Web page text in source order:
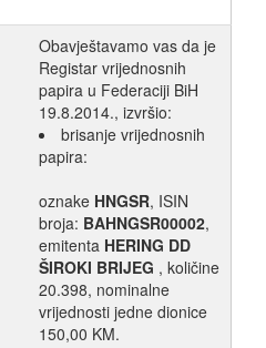
Obavještavamo vas da je
Registar vrijednosnih
papira u Federaciji BiH
19.8.2014., izvršio:
brisanje vrijednosnih
papira:
oznake HNGSR, ISIN
broja: BAHNGSR00002,
emitenta HERING DD
ŠIROKI BRIJEG , količine
20.398, nominalne
vrijednosti jedne dionice
150,00 KM.